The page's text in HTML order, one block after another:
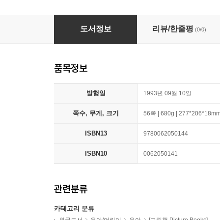
We Are All in the Dumps with Jack and Guy
도서정보 리뷰/한줄평 (0/0)
품목정보
발행일 1993년 09월 10일
쪽수, 무게, 크기 56쪽 | 680g |
ISBN13 9780062050144
ISBN10 0062050141
관련분류
카테고리 분류